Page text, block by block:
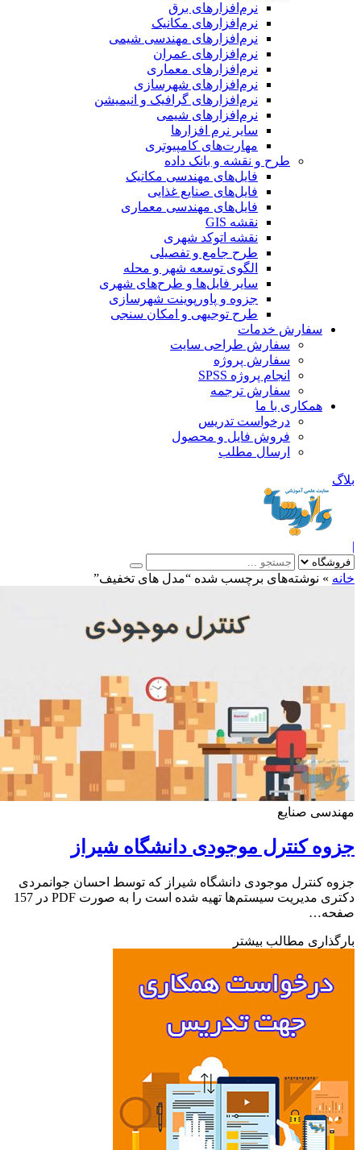
نرم‌افزارهای برق
نرم‌افزارهای مکانیک
نرم‌افزارهای مهندسی شیمی
نرم‌افزارهای عمران
نرم‌افزارهای معماری
نرم‌افزارهای شهرسازی
نرم‌افزارهای گرافیک و انیمیشن
نرم‌افزارهای شیمی
سایر نرم افزارها
مهارت‌های کامپیوتری
طرح و نقشه و بانک داده
فایل‌های مهندسی مکانیک
فایل‌های صنایع غذایی
فایل‌های مهندسی معماری
نقشه GIS
نقشه اتوکد شهری
طرح جامع و تفصیلی
الگوی توسعه شهر و محله
سایر فایل‌ها و طرح‌های شهری
جزوه و پاورپوینت شهرسازی
طرح توجیهی و امکان سنجی
سفارش خدمات
سفارش طراحی سایت
سفارش پروژه
انجام پروژه SPSS
سفارش ترجمه
همکاری با ما
درخواست تدریس
فروش فایل و محصول
ارسال مطلب
»نوشته‌های برچسب شده “مدل های تخفیف”
صنایع
کنترل موجودی دانشگاه شیراز
کنترل موجودی دانشگاه شیراز که توسط احسان جوانمردی
دکتری مدیریت سیستم‌ها تهیه شده است را به صورت PDF در 157
مطالب بیشتر